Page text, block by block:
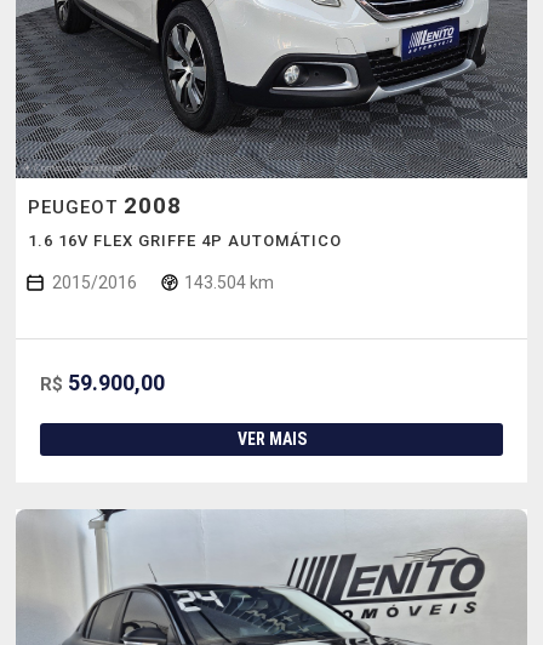
PEUGEOT 2008
1.6 16V FLEX GRIFFE 4P AUTOMÁTICO
2015/2016 143.504 km
R$ 59.900,00
VER MAIS